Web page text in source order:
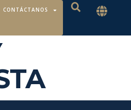
CONTÁCTANOS